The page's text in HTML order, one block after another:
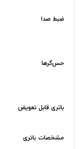
ضبط صدا
حس‌گرها
باتری قابل تعویض
مشخصات باتری